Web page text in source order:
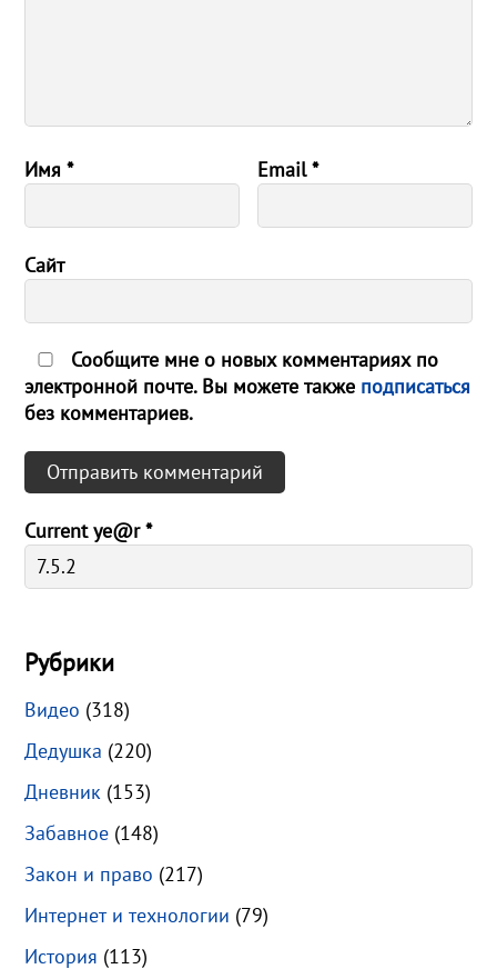
Имя* Email*
Сайт
Сообщите мне о новых комментариях по
электронной почте. Вы можете также подписаться
без комментариев.
Current ye@r*
Рубрики
Видео (318)
Дедушка (220)
Дневник (153)
Забавное (148)
Закон и право (217)
Интернет и технологии (79)
История (113)